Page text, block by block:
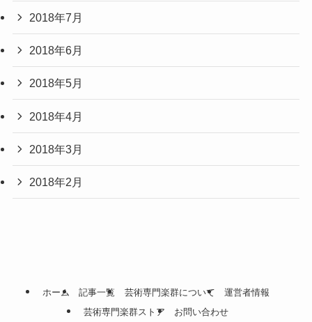
2018年7月
2018年6月
2018年5月
2018年4月
2018年3月
2018年2月
ホーム 記事一覧 芸術専門楽群について
運営者情報
芸術専門楽群ストア
お問い合わせ